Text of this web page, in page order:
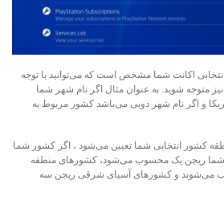
اکانت شما مشخص است که می‌توانید با توجه
نیز متوجه شوید. به عنوان مثال اگر نام شهر شما
و اگر نام شهر دوبی می‌باشد کشور مربوط به
کشور انتخابی شما تعیین می‌شود ، اگر کشور شما
شما ریجن یک محسوب می‌شود، کشور‌های منطقه
ریجن ۲ محسوب می‌شوند و کشور‌های آسیای شرقی ریجن سه